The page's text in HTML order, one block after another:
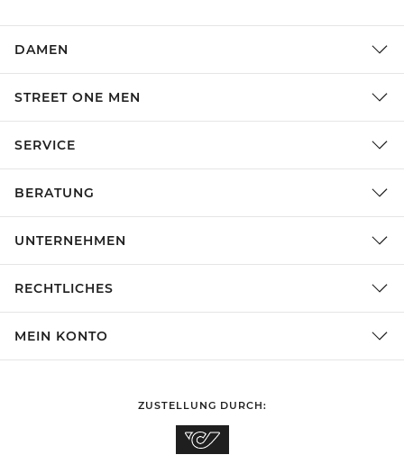
DAMEN
STREET ONE MEN
SERVICE
BERATUNG
UNTERNEHMEN
RECHTLICHES
MEIN KONTO
ZUSTELLUNG DURCH: